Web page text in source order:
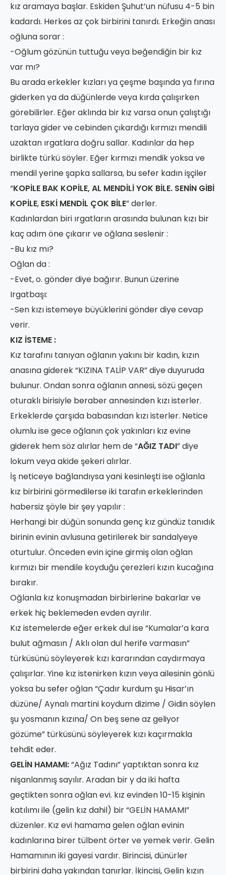
kız aramaya başlar. Eskiden Şuhut’un nüfusu 4-5 bin
kadardı. Herkes az çok birbirini tanırdı. Erkeğin anası
oğluna sorar :
-Oğlum gözünün tuttuğu veya beğendiğin bir kız
var mı?
Bu arada erkekler kızları ya çeşme başında ya fırına
giderken ya da düğünlerde veya kırda çalışırken
görebilirler. Eğer aklında bir kız varsa onun çalıştığı
tarlaya gider ve cebinden çıkardığı kırmızı mendili
uzaktan ırgatlara doğru sallar. Kadınlar da hep
birlikte türkü söyler. Eğer kırmızı mendik yoksa ve
mendil yerine şapka sallarsa, bu sefer kadın işçiler
“KOPİLE BAK KOPİLE, AL MENDİLİ YOK BİLE. SENİN GİBİ
KOPİLE, ESKİ MENDİL ÇOK BİLE” derler.
Kadınlardan biri ırgatların arasında bulunan kızı bir
kaç adım öne çıkarır ve oğlana seslenir :
-Bu kız mı?
Oğlan da :
-Evet, o. gönder diye bağırır. Bunun üzerine
Irgatbaşı:
-Sen kızı istemeye büyüklerini gönder diye cevap
verir.
KIZ İSTEME :
Kız tarafını tanıyan oğlanın yakını bir kadın, kızın
anasına giderek “KIZINA TALİP VAR” diye duyuruda
bulunur. Ondan sonra oğlanın annesi, sözü geçen
oturaklı birisiyle beraber annesinden kızı isterler.
Erkeklerde çarşıda babasından kızı isterler. Netice
olumlu ise gece oğlanın çok yakınları kız evine
giderek hem söz alırlar hem de “AĞIZ TADI” diye
lokum veya akide şekeri alırlar.
İş neticeye bağlandıysa yani kesinleşti ise oğlanla
kız birbirini görmedilerse iki tarafın erkeklerinden
habersiz şöyle bir şey yapılır :
Herhangi bir düğün sonunda genç kız gündüz tanıdık
birinin evinin avlusuna getirilerek bir sandalyeye
oturtulur. Önceden evin içine girmiş olan oğlan
kırmızı bir mendile koyduğu çerezleri kızın kucağına
bırakır.
Oğlanla kız konuşmadan birbirlerine bakarlar ve
erkek hiç beklemeden evden ayrılır.
Kız istemelerde eğer erkek dul ise “Kumalar’a kara
bulut ağmasın / Aklı olan dul herife varmasın”
türküsünü söyleyerek kızı kararından caydırmaya
çalışırlar. Yine kız istenirken kızın veya ailesinin gönlü
yoksa bu sefer oğlan “Çadır kurdum şu Hisar’ın
düzüne/ Aynalı martini koydum dizime / Gidin söylen
şu yosmanın kızına/ On beş sene az geliyor
gözüme” türküsünü söyleyerek kızı kaçırmakla
tehdit eder.
GELİN HAMAMI:“Ağız Tadını” yaptıktan sonra kız
nişanlanmış sayılır. Aradan bir y da iki hafta
geçtikten sonra oğlan evi. kız evinden 10-15 kişinin
katılımı ile (gelin kız dahil) bir “GELİN HAMAMI”
düzenler. Kız evi hamama gelen oğlan evinin
kadınlarına birer tülbent örter ve yemek verir. Gelin
Hamamının iki gayesi vardır. Birincisi, dünürler
birbirini daha yakından tanırlar. İkincisi, Gelin kızın